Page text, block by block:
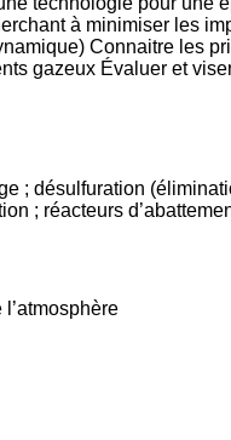
à minimiser les
Connaitre les
gazeux Évaluer et
; désulfuration
; réacteurs